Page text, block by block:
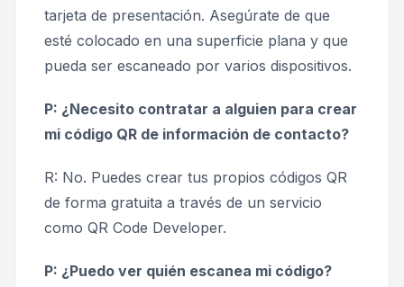
tarjeta de presentación. Asegúrate de que
esté colocado en una superficie plana y que
pueda ser escaneado por varios dispositivos.
P: ¿Necesito contratar a alguien para crear
mi código QR de información de contacto?
R: No. Puedes crear tus propios códigos QR
de forma gratuita a través de un servicio
como QR Code Developer.
P: ¿Puedo ver quién escanea mi código?